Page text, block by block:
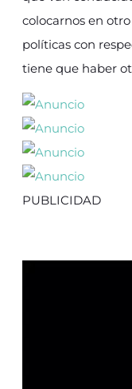
colocarnos en
políticas con
tiene que haber
PUBLICIDAD